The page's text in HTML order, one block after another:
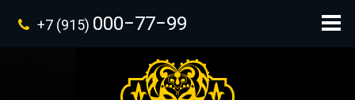
+7 (915) 000−77−99